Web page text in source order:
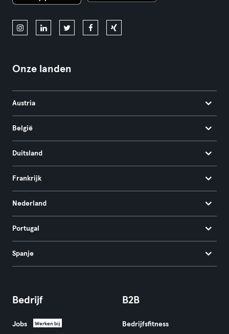
Onze landen
Austria
België
Duitsland
Frankrijk
Nederland
Portugal
Spanje
Bedrijf
Jobs Werken bij
B2B
Bedrijfsfitness